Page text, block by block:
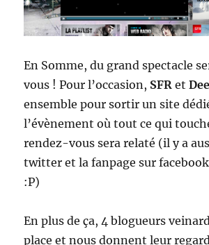
En Somme, du grand spectacle
vous ! Pour l’occasion, SFR et
ensemble pour sortir un site
l’évènement où tout ce qui
rendez-vous sera relaté (il y a
twitter et la fanpage sur
:P)
En plus de ça, 4 blogueurs
place et nous donnent leur